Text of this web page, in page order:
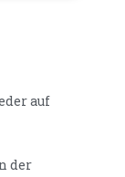
auf
der